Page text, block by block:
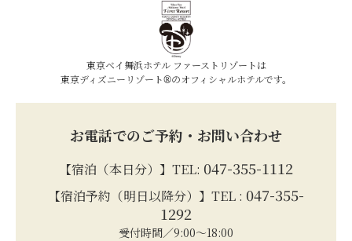
東京ベイ舞浜ホテル ファーストリゾートは
東京ディズニーリゾート®のオフィシャルホテルです。
お電話でのご予約・お問い合わせ
【宿泊（本日分）】TEL: 047-355-1112
【宿泊予約（明日以降分）】TEL : 047-355-
1292
受付時間／9:00～18:00